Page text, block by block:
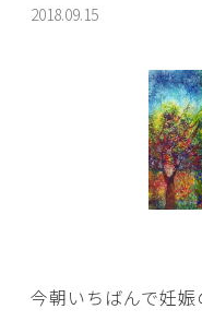
2018.09.15
今朝いちばんで妊娠